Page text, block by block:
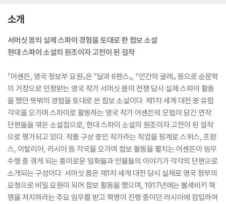
소개
서머싯 몸의 실제 스파이 경험을 토대로 한 첩보 소설
현대 스파이 소설의 원조이자 고전이 된 걸작
『어셴든, 영국 정보부 요원』은 『달과 6펜스』, 『인간의 굴레』 등으로 순문학
의 거장으로 인정받는 영국 작가 서머싯 몸이 전쟁 당시 실제 스파이 활동
을 했던 뜻밖의 경험을 토대로 쓴 첩보 소설이다. 제1차 세계 대전 중 유럽
각국을 오가며 스파이로 활동하는 영국 작가 어셴든의 모험이 담긴 연작
단편들을 엮은 소설집으로, 현대 스파이 소설의 원조이자 고전이 된 걸작
으로 평가되고 있다. 작품 구상 중인 작가라는 직업을 핑계로 스위스, 프랑
스, 이탈리아, 러시아 등 각국을 오가며 첩보 활동을 펼치는 어셴든이 임무
수행 중 겪게 되는 흥미로운 일화들과 인물들의 이야기가 각각의 단편으로
소개되는 구성이다. 서머싯 몸은 제1차 세계 대전 당시 실제로 영국 정부의
요청으로 비밀 요원이 되어 첩보 활동을 했으며, 1917년에는 볼셰비키 혁
명을 저지하라는 주요 임무를 받고 혁명이 진행 중이던 러시아에 잠입하여